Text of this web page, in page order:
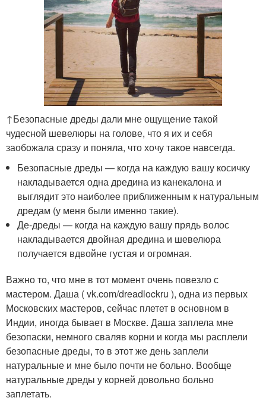
↑Безопасные дреды дали мне ощущение такой
чудесной шевелюры на голове, что я их и себя
заобожала сразу и поняла, что хочу такое навсегда.
Безопасные дреды — когда на каждую вашу косичку
накладывается одна дредина из канекалона и
выглядит это наиболее приближенным к натуральным
дредам (у меня были именно такие).
Де-дреды — когда на каждую вашу прядь волос
накладывается двойная дредина и шевелюра
получается вдвойне густая и огромная.
Важно то, что мне в тот момент очень повезло с
мастером. Даша ( vk.com/dreadlockru ), одна из первых
Московских мастеров, сейчас плетет в основном в
Индии, иногда бывает в Москве. Даша заплела мне
безопаски, немного сваляв корни и когда мы расплели
безопасные дреды, то в этот же день заплели
натуральные и мне было почти не больно. Вообще
натуральные дреды у корней довольно больно
заплетать.